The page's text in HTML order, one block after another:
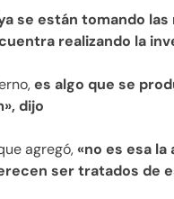
se están tomando las
realizando la
es algo que se
dijo
agregó,«no es esa
ser tratados de